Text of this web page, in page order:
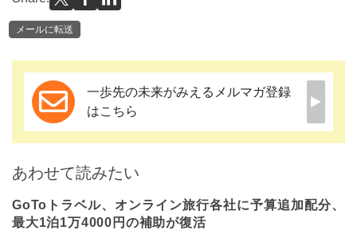
メールに転送
一歩先の未来がみえるメルマガ登録
はこちら
あわせて読みたい
GoToトラベル、オンライン旅行各社に予算追加配分、
最大1泊1万4000円の補助が復活